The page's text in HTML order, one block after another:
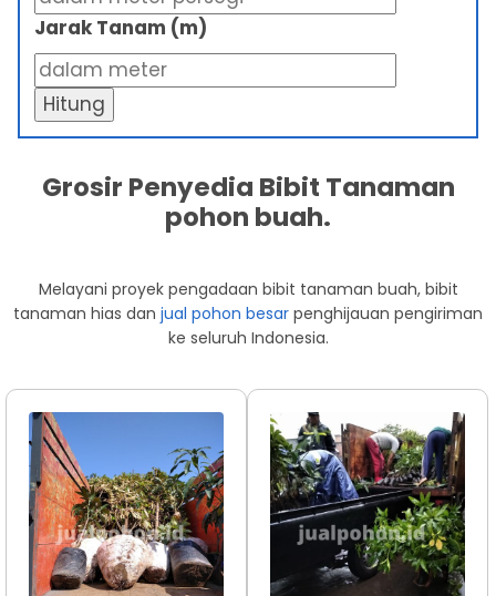
Jarak Tanam (m)
Hitung
Grosir Penyedia Bibit Tanaman
pohon buah.
Melayani proyek pengadaan bibit tanaman buah, bibit
tanaman hias dan jual pohon besar penghijauan pengiriman
ke seluruh Indonesia.